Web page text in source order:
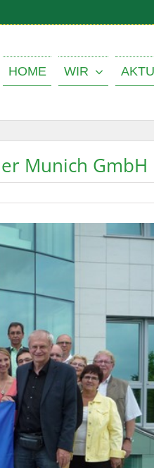
HOME WIR
Munich GmbH